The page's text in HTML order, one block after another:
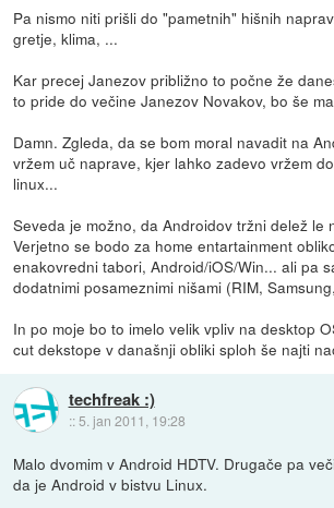
Pa nismo niti prišli do "pametnih" hišnih
gretje, klima, ...
Kar precej Janezov približno to počne že
to pride do večine Janezov Novakov, bo še
Damn. Zgleda, da se bom moral navadit na
vržem uč naprave, kjer lahko zadevo vržem
linux...
Seveda je možno, da Androidov tržni delež le
Verjetno se bodo za home entartainment
enakovredni tabori, Android/iOS/Win... ali pa
dodatnimi posameznimi nišami (RIM,
In po moje bo to imelo velik vpliv na desktop
cut dekstope v današnji obliki sploh še najti
techfreak :)
:: 5. jan 2011, 19:28
Malo dvomim v Android HDTV. Drugače pa
da je Android v bistvu Linux.